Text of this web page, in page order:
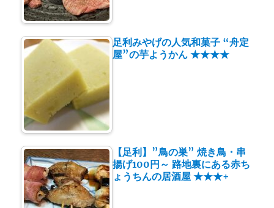
足利みやげの人気和菓子 “舟定
屋”の芋ようかん ★★★★
【足利】”鳥の巣” 焼き鳥・串
揚げ100円～ 路地裏にある赤ち
ょうちんの居酒屋 ★★★+